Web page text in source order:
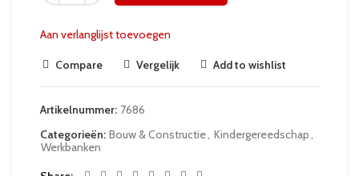
Aan verlanglijst toevoegen
Compare Vergelijk Add to wishlist
Artikelnummer: 7686
Categorieën: Bouw & Constructie Kindergereedschap
Werkbanken